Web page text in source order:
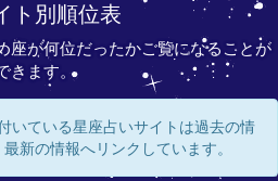
ト別順位表
座が何位だったかご覧になることが
きます。
いている星座占いサイトは過去の情
新の情報へリンクしています。